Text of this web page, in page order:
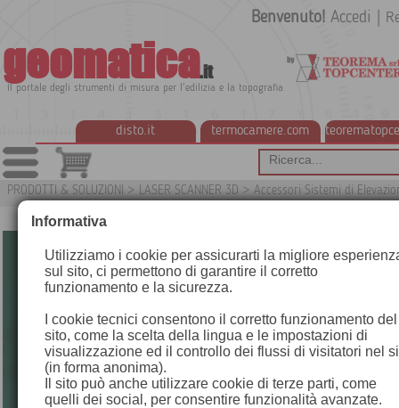
geomatica.it
Il portale degli strumenti di misura per l'edilizia e la topografia
disto.it termocamere.com
Benvenuto! Accedi
PRODOTTI & SOLUZIONI > LASER SCANNER 3D > Accessori Sistemi di
Informativa
Utilizziamo i cookie per assicurarti la migliore
sul sito, ci permettono di garantire il corretto
funzionamento e la sicurezza.
I cookie tecnici consentono il corretto funzionamento del
sito, come la scelta della lingua e le impostazioni di
visualizzazione ed il controllo dei flussi di visitatori nel
(in forma anonima).
Il sito può anche utilizzare cookie di terze parti, come
quelli dei social, per consentire funzionalità avanzate.